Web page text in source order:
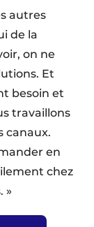
autres
de la
on ne
Et
besoin et
travaillons
canaux.
en
chez
»